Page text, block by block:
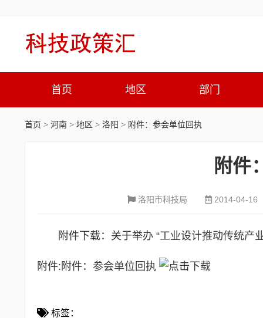
首页 地区 部门
首页 > 河南 > 地区 > 洛阳 > 附件：参会单位回执
附件
洛阳市科技局 2014-04-16
附件下载：关于举办 “工业设计推动传统产
附件: 附件：参会单位回执
标签：